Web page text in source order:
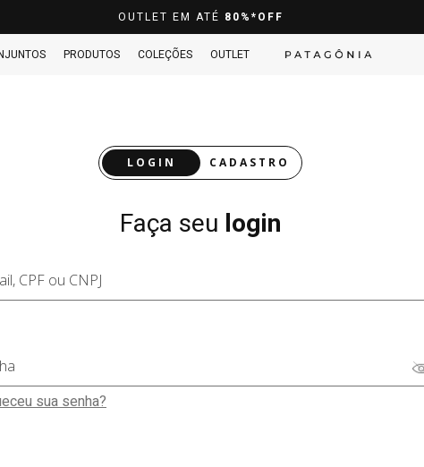
OUTLET EM ATÉ 80%*OFF
PRODUTOS COLEÇÕES OUTLET
LOGIN CADASTRO
Faça seu login
sua senha?